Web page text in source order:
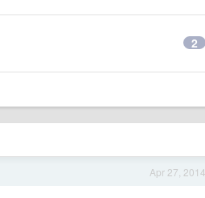
2
Apr 27, 2014